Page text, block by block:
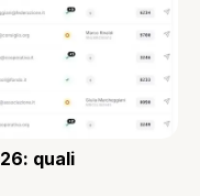
quali